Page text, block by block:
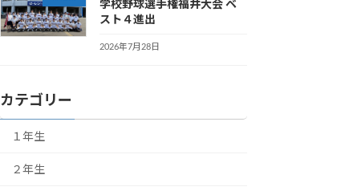
学校野球選手権福井大会 ベ
スト４進出
2026年7月28日
カテゴリー
１年生
２年生